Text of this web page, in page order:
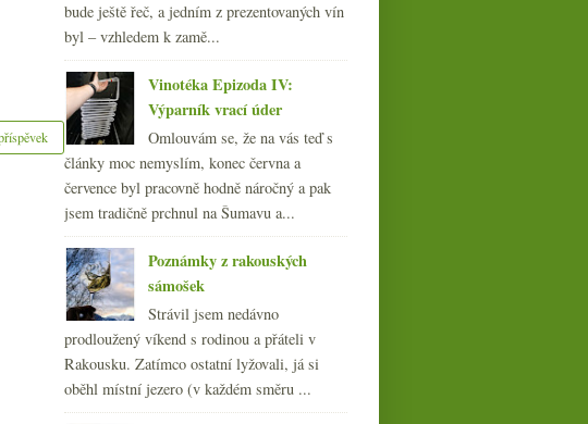
bude ještě řeč, a jedním z prezentovaných vín
byl – vzhledem k zamě...
Vinotéka Epizoda IV:
Výparník vrací úder
Omlouvám se, že na vás teď s
články moc nemyslím, konec června a
července byl pracovně hodně náročný a pak
jsem tradičně prchnul na Šumavu a...
Poznámky z rakouských
sámošek
Strávil jsem nedávno
prodloužený víkend s rodinou a přáteli v
Rakousku. Zatímco ostatní lyžovali, já si
oběhl místní jezero (v každém směru ...